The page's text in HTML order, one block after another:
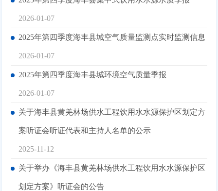
2026-01-07
2025年第四季度海丰县城空气质量监测点实时监测信息
2026-01-07
2025年第四季度海丰县城环境空气质量季报
2026-01-07
关于海丰县黄羌林场供水工程饮用水水源保护区划定方
案听证会听证代表和主持人名单的公示
2025-11-12
关于举办《海丰县黄羌林场供水工程饮用水水源保护区
划定方案》听证会的公告